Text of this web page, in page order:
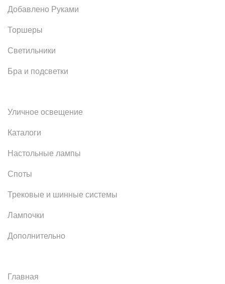
Добавлено Руками
Торшеры
Светильники
Бра и подсветки
Уличное освещение
Каталоги
Настольные лампы
Споты
Трековые и шинные системы
Лампочки
Дополнительно
Главная